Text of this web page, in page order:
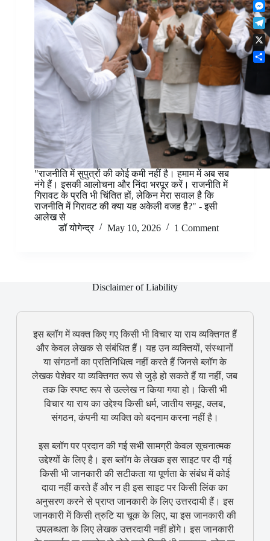
"राजनीति में सुपुत्रों की कोई कमी नहीं है। हमाम में अब सब
नंगे हैं। इसकी आलोचना और निंदा भरपूर करें। राजनीति में
गिरावट के प्रति भी चिंतित हों, लेकिन मेरा सवाल है कि
राजनीति में गिरावट की क्या यह अकेली वजह है?" - इसी
आलेख से
डॉ योगेन्द्र
May 10, 2026 1 Comment
Disclaimer of Liability
इस ब्लॉग में व्यक्त किए गए किसी भी विचार या राय व्यक्तिगत हैं
और केवल लेखक से संबंधित हैं। यह उन व्यक्तियों, संस्थानों
या संगठनों का प्रतिनिधित्व नहीं करते हैं जिनसे ब्लॉग के
लेखक पेशेवर या व्यक्तिगत रूप से जुड़े हो सकते हैं या नहीं, जब
तक कि स्पष्ट रूप से उल्लेख न किया गया हो। किसी भी
विचार या राय का उद्देश्य किसी धर्म, जातीय समूह, क्लब,
संगठन, कंपनी या व्यक्ति को बदनाम करना नहीं है।
इस ब्लॉग पर प्रदान की गई सभी सामग्री केवल सूचनात्मक
उद्देश्यों के लिए है। इस ब्लॉग के लेखक इस साइट पर दी गई
किसी भी जानकारी की सटीकता या पूर्णता के संबंध में कोई
दावा नहीं करते हैं और न ही इस साइट पर किसी लिंक का
अनुसरण करने से प्राप्त जानकारी के लिए उत्तरदायी हैं। इस
जानकारी में किसी त्रुटि या चूक के लिए, या इस जानकारी की
उपलब्धता के लिए लेखक उत्तरदायी नहीं होंगे। इस जानकारी
o
k
r
e
s
t
s
A
p
p
n
k
e
d
I
l
i
p
b
o
d
M
e
s
s
e
e
T
e
l
r
X
a